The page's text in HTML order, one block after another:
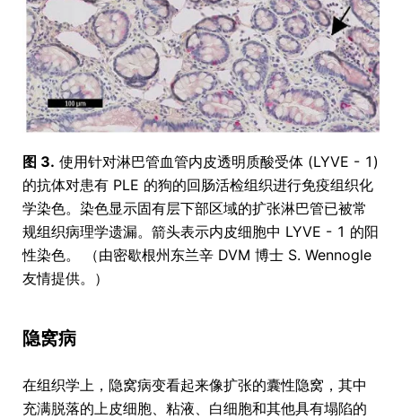
图 3. 使用针对淋巴管血管内皮透明质酸受体 (LYVE - 1)
的抗体对患有 PLE 的狗的回肠活检组织进行免疫组织化
学染色。染色显示固有层下部区域的扩张淋巴管已被常
规组织病理学遗漏。箭头表示内皮细胞中 LYVE - 1 的阳
性染色。 （由密歇根州东兰辛 DVM 博士 S. Wennogle
友情提供。）
隐窝病
在组织学上，隐窝病变看起来像扩张的囊性隐窝，其中
充满脱落的上皮细胞、粘液、白细胞和其他具有塌陷的